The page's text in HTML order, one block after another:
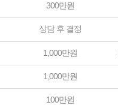
300만원
상담 후 결정
1,000만원
1,000만원
100만원